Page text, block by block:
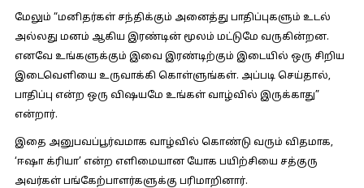
மேலும் “மனிதர்கள் சந்திக்கும் அனைத்து பாதிப்புகளும் உடல்
அல்லது மனம் ஆகிய இரண்டின் மூலம் மட்டுமே வருகின்றன.
எனவே உங்களுக்கும் இவை இரண்டிற்கும் இடையில் ஒரு சிறிய
இடைவெளியை உருவாக்கி கொள்ளுங்கள். அப்படி செய்தால்,
பாதிப்பு என்ற ஒரு விஷயமே உங்கள் வாழ்வில் இருக்காது”
என்றார்.
இதை அனுபவப்பூர்வமாக வாழ்வில் கொண்டு வரும் விதமாக,
‘ஈஷா க்ரியா’ என்ற எளிமையான யோக பயிற்சியை சத்குரு
அவர்கள் பங்கேற்பாளர்களுக்கு பரிமாறினார்.